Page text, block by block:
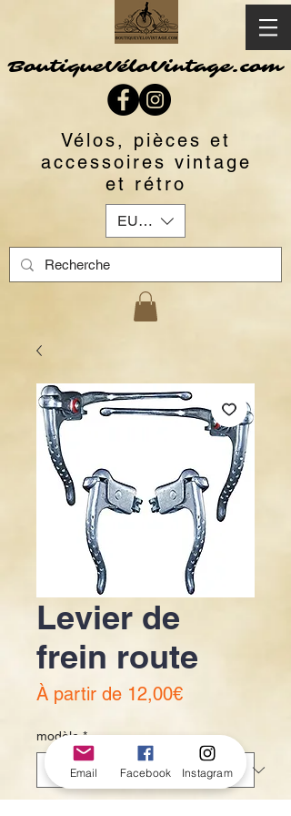
BoutiqueVéloVintage.com
Vélos, pièces et
accessoires vintage
et rétro
EUR (€)
Levier de
frein route
À partir de 12,00€Prix
modèle *
Email Facebook Instagram